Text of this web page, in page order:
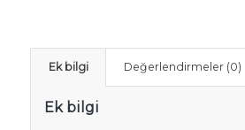
Ek bilgi Değerlendirmeler (0)
Ek bilgi